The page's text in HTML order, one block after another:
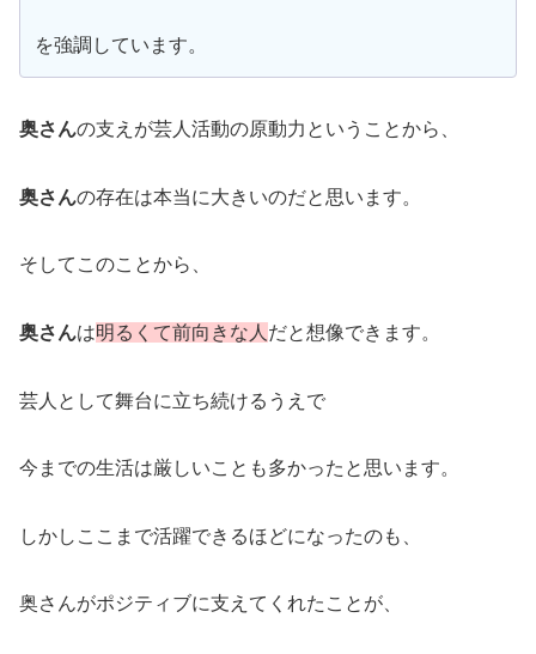
を強調しています。
奥さんの支えが芸人活動の原動力ということから、
奥さんの存在は本当に大きいのだと思います。
そしてこのことから、
奥さんは明るくて前向きな人 だと想像できます。
芸人として舞台に立ち続けるうえで
今までの生活は厳しいことも多かったと思います。
しかしここまで活躍できるほどになったのも、
奥さんがポジティブに支えてくれたことが、